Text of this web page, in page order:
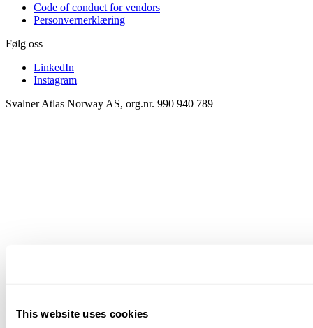
This website uses cookies
Code of conduct for vendors
Personvernerklæring
Følg oss
LinkedIn
Instagram
Svalner Atlas Norway AS, org.nr. 990 940 789